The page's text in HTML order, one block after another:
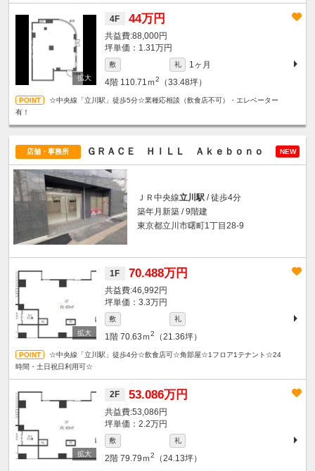
4F 44万円
88,000円
坪単価：1.31万円
敷 礼
1ヶ月
4階 110.71ｍ2 （33.48坪）
☆中央線「立川駅」徒歩5分☆業種応相談（飲食店不可）・エレベーター
有！
店舗・事務所 ＧＲＡＣＥ ＨＩＬＬ Ａｋｅｂｏｎｏ NEW
ＪＲ中央線立川駅 / 徒歩4分
築年月新築 / 9階建
東京都立川市曙町1丁目28-9
1F 70.488万円
46,992円
坪単価：3.3万円
敷 礼
1階 70.63ｍ2 （21.36坪）
☆中央線「立川駅」徒歩4分☆飲食店可☆角部屋☆1フロア1テナント☆24
時間・土日祝日利用可☆
2F 53.086万円
53,086円
坪単価：2.2万円
敷 礼
2階 79.79ｍ2 （24.13坪）